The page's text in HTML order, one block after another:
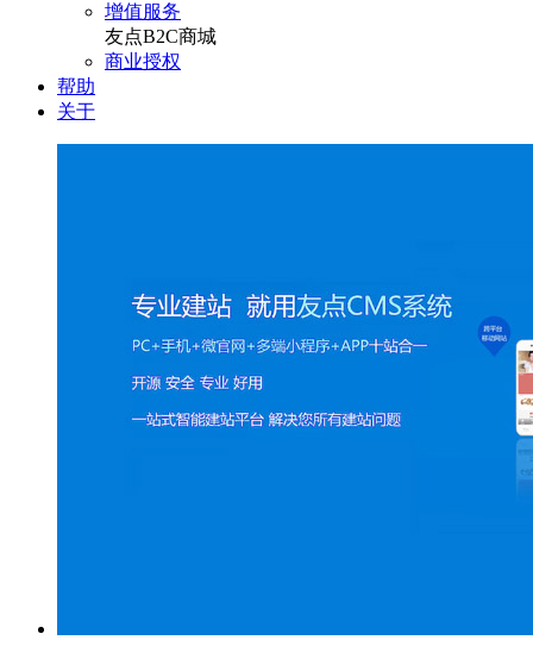
增值服务
友点B2C商城
商业授权
帮助
关于